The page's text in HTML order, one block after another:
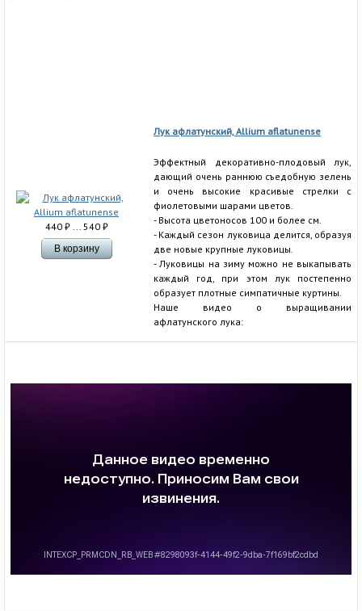
440 ₽... 540 ₽
Лук афлатунский, Allium aflatunense
Эффектный декоративно-плодовый лук,
дающий очень раннюю съедобную зелень
и очень высокие красивые стрелки с
фиолетовыми шарами цветов.
- Высота цветоносов 100 и более см.
- Каждый сезон луковица делится, образуя
две новые крупные луковицы.
- Луковицы на зиму можно не выкапывать
каждый год, при этом лук постепенно
образует плотные симпатичные куртины.
Наше видео о выращивании
афлатунского лука: